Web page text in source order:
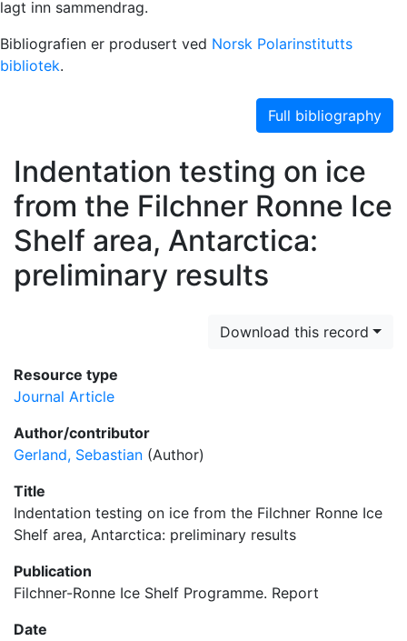
lagt inn sammendrag.
Bibliografien er produsert ved Norsk Polarinstitutts
bibliotek.
Full bibliography
Indentation testing on ice
from the Filchner Ronne Ice
Shelf area, Antarctica:
preliminary results
Download this record
Resource type
Journal Article
Author/contributor
Gerland, Sebastian (Author)
Title
Indentation testing on ice from the Filchner Ronne Ice
Shelf area, Antarctica: preliminary results
Publication
Filchner-Ronne Ice Shelf Programme. Report
Date